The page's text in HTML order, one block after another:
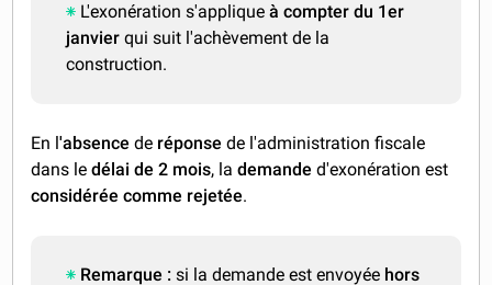
L'exonération s'appliqueà compter du 1er
janvier qui suit l'achèvement de la
construction.
En l'absence de réponsede l'administration fiscale
dans ledélai de 2 mois, lademanded'exonération est
considérée comme rejetée.
Remarque : si la demande est envoyée hors